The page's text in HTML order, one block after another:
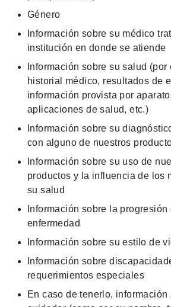
Género
Información sobre su médico
institución en donde se atiende
Información sobre su salud (por
historial médico, resultados de
información provista por
aplicaciones de salud, etc.)
Información sobre su
con alguno de nuestros
Información sobre su uso de
productos y la influencia de los
su salud
Información sobre la progresión
enfermedad
Información sobre su estilo de
Información sobre
requerimientos especiales
En caso de tenerlo, información